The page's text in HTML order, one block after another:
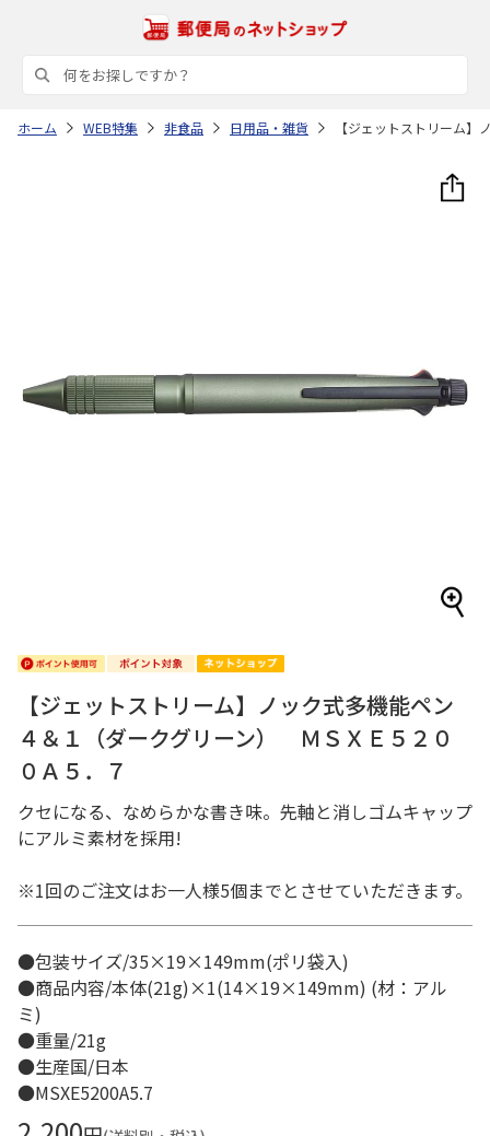
ホーム WEB特集 非食品 日用品・雑貨 【ジェットストリーム
【ジェットストリーム】ノック式多機能ペン
４＆１（ダークグリーン） ＭＳＸＥ５２０
０Ａ５．７
クセになる、なめらかな書き味。先軸と消しゴムキャップ
にアルミ素材を採用!
※1回のご注文はお一人様5個までとさせていただきます。
●包装サイズ/35×19×149mm(ポリ袋入)
●商品内容/本体(21g)×1(14×19×149mm) (材：アル
ミ)
●重量/21g
●生産国/日本
●MSXE5200A5.7